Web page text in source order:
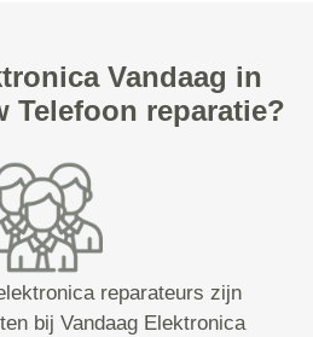
Vandaag in
Telefoon reparatie?
reparateurs zijn
bij Vandaag Elektronica